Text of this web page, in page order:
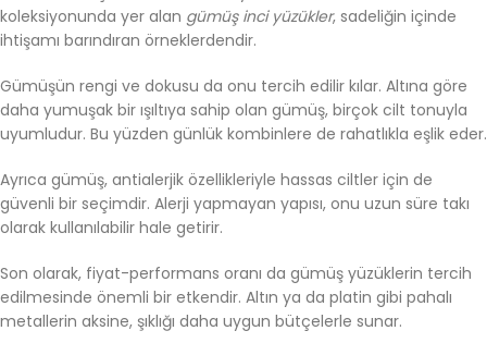
koleksiyonunda yer alan gümüş inci yüzükler, sadeliğin içinde
ihtişamı barındıran örneklerdendir.
Gümüşün rengi ve dokusu da onu tercih edilir kılar. Altına göre
daha yumuşak bir ışıltıya sahip olan gümüş, birçok cilt tonuyla
uyumludur. Bu yüzden günlük kombinlere de rahatlıkla eşlik eder.
Ayrıca gümüş, antialerjik özellikleriyle hassas ciltler için de
güvenli bir seçimdir. Alerji yapmayan yapısı, onu uzun süre takı
olarak kullanılabilir hale getirir.
Son olarak, fiyat-performans oranı da gümüş yüzüklerin tercih
edilmesinde önemli bir etkendir. Altın ya da platin gibi pahalı
metallerin aksine, şıklığı daha uygun bütçelerle sunar.